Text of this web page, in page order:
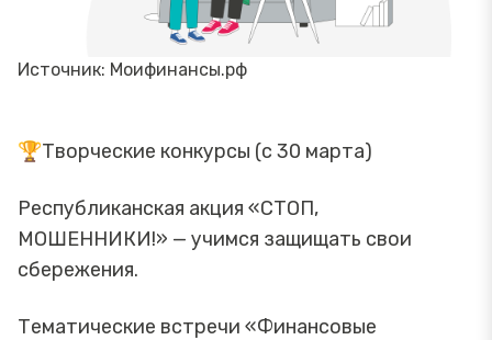
Источник: Моифинансы.рф
🏆Творческие конкурсы (с 30 марта)
Республиканская акция «СТОП,
МОШЕННИКИ!» — учимся защищать свои
сбережения.
Тематические встречи «Финансовые